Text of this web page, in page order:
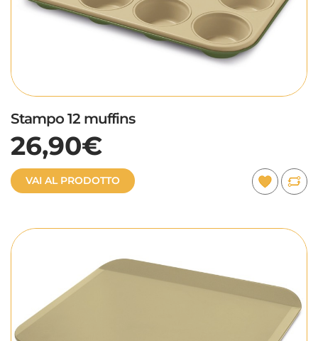
Stampo 12 muffins
26,90€
VAI AL PRODOTTO